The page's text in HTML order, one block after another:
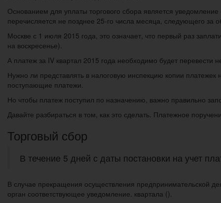
Основанием для уплаты торгового сбора является
перечисляется не позднее 25-го числа месяца, следующего за
Москве с 1 июля 2015 года, это означает, что первый раз
на воскресенье).
А платеж за IV квартал 2015 года необходимо будет перевести
Нужно ли представлять в налоговую инспекцию копии платежек
поступающие платежи.
Но чтобы платеж поступил по назначению, важно правильно
Давайте разбираться в том, как это сделать. Платежное
Торговый сбор
В течение 5 дней с даты постановки на учет
В случае прекращения осуществления предпринимательской
орган соответствующее уведомление. квартала ().